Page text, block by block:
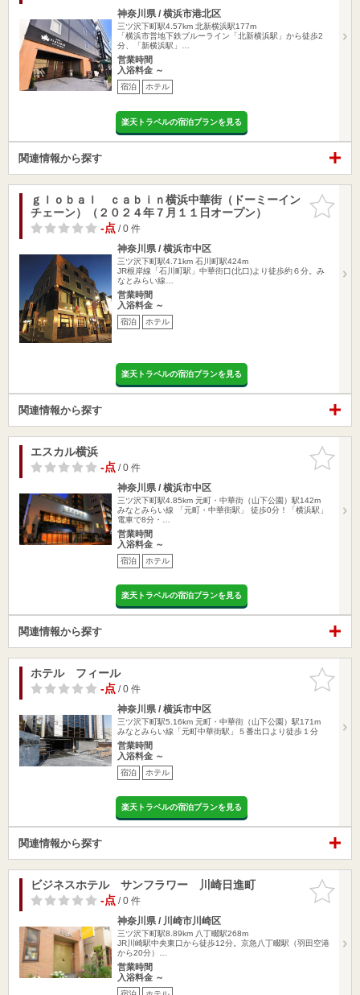
神奈川県 / 横浜市港北区
三ツ沢下町駅4.57km 北新横浜駅177m
「横浜市営地下鉄ブルーライン「北新横浜駅」から徒歩2
分、「新横浜駅」…
営業時間
入浴料金 ～
宿泊 ホテル
楽天トラベルの宿泊プランを見る
関連情報から探す
お気に入
りに追加
ｇｌｏｂａｌ ｃａｂｉｎ横浜中華街（ドーミーイン
チェーン）（２０２４年７月１１日オープン）
-点/ 0 件
神奈川県 / 横浜市中区
三ツ沢下町駅4.71km 石川町駅424m
JR根岸線「石川町駅」中華街口(北口)より徒歩約６分。み
なとみらい線…
営業時間
入浴料金 ～
宿泊 ホテル
楽天トラベルの宿泊プランを見る
関連情報から探す
お気に入
りに追加
エスカル横浜
-点/ 0 件
神奈川県 / 横浜市中区
三ツ沢下町駅4.85km 元町・中華街（山下公園）駅142m
みなとみらい線 「元町・中華街駅」 徒歩0分！「横浜駅」
電車で8分・…
営業時間
入浴料金 ～
宿泊 ホテル
楽天トラベルの宿泊プランを見る
関連情報から探す
お気に入
りに追加
ホテル フィール
-点/ 0 件
神奈川県 / 横浜市中区
三ツ沢下町駅5.16km 元町・中華街（山下公園）駅171m
みなとみらい線「元町中華街駅」５番出口より徒歩１分
営業時間
入浴料金 ～
宿泊 ホテル
楽天トラベルの宿泊プランを見る
関連情報から探す
お気に入
りに追加
ビジネスホテル サンフラワー 川崎日進町
-点/ 0 件
神奈川県 / 川崎市川崎区
三ツ沢下町駅8.89km 八丁畷駅268m
JR川崎駅中央東口から徒歩12分。京急八丁畷駅（羽田空港
から20分）…
営業時間
入浴料金 ～